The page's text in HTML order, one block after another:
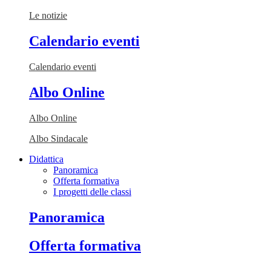
Le notizie
Calendario eventi
Calendario eventi
Albo Online
Albo Online
Albo Sindacale
Didattica
Panoramica
Offerta formativa
I progetti delle classi
Panoramica
Offerta formativa